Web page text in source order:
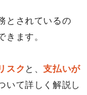
とされているの
ます。
スク と、支払いが
いて詳しく解説し